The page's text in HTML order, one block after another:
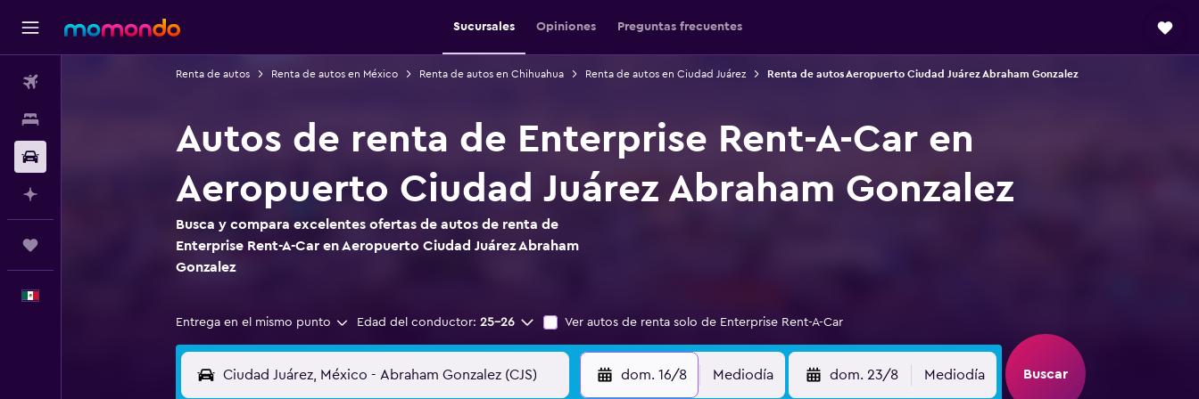
Sucursales Opiniones Preguntas frecuentes
Renta de autos Renta de autos en México Renta de autos en Chihuahua Renta de autos en Ciudad Juárez Renta de autos Aeropuerto Ciudad Juárez Abraham Gonzalez
Autos de renta de Enterprise Rent-A-Car en
Aeropuerto Ciudad Juárez Abraham Gonzalez
Busca y compara excelentes ofertas de autos de renta de
Enterprise Rent-A-Car en Aeropuerto Ciudad Juárez Abraham
Gonzalez
Entrega en el mismo punto Edad del conductor: 25-26 Ver autos de renta solo de Enterprise Rent-A-Car
dom. 16/8 Mediodía dom. 23/8 Mediodía Buscar